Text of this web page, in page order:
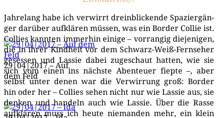
29|04|2017 – Auf
dem Feld
Jah­re­lang habe ich ver­wirrt drein­bli­cken­de Spa­zier­gän­
ger dar­über auf­klä­ren müs­sen, was ein Bor­der Col­lie ist.
Col­lies kann­ten immer­hin eini­ge – vor­ran­gig die­je­ni­gen,
die in ihrer Kind­heit vor dem Schwarz-Weiß-Fern­se­her
geses­sen und Las­sie dabei zuge­schaut hat­ten, wie sie
sich vom einen ins nächs­te Aben­teu­er fiep­te –, aber
selbst unter denen war die Ver­wir­rung groß: Bor­der
hin oder her – Col­lies sehen nicht nur wie Las­sie aus, sie
den­ken und han­deln auch wie Las­sie. Über die Ras­se
auf­klä­ren muss ich heu­te nie­man­den mehr, ein klein